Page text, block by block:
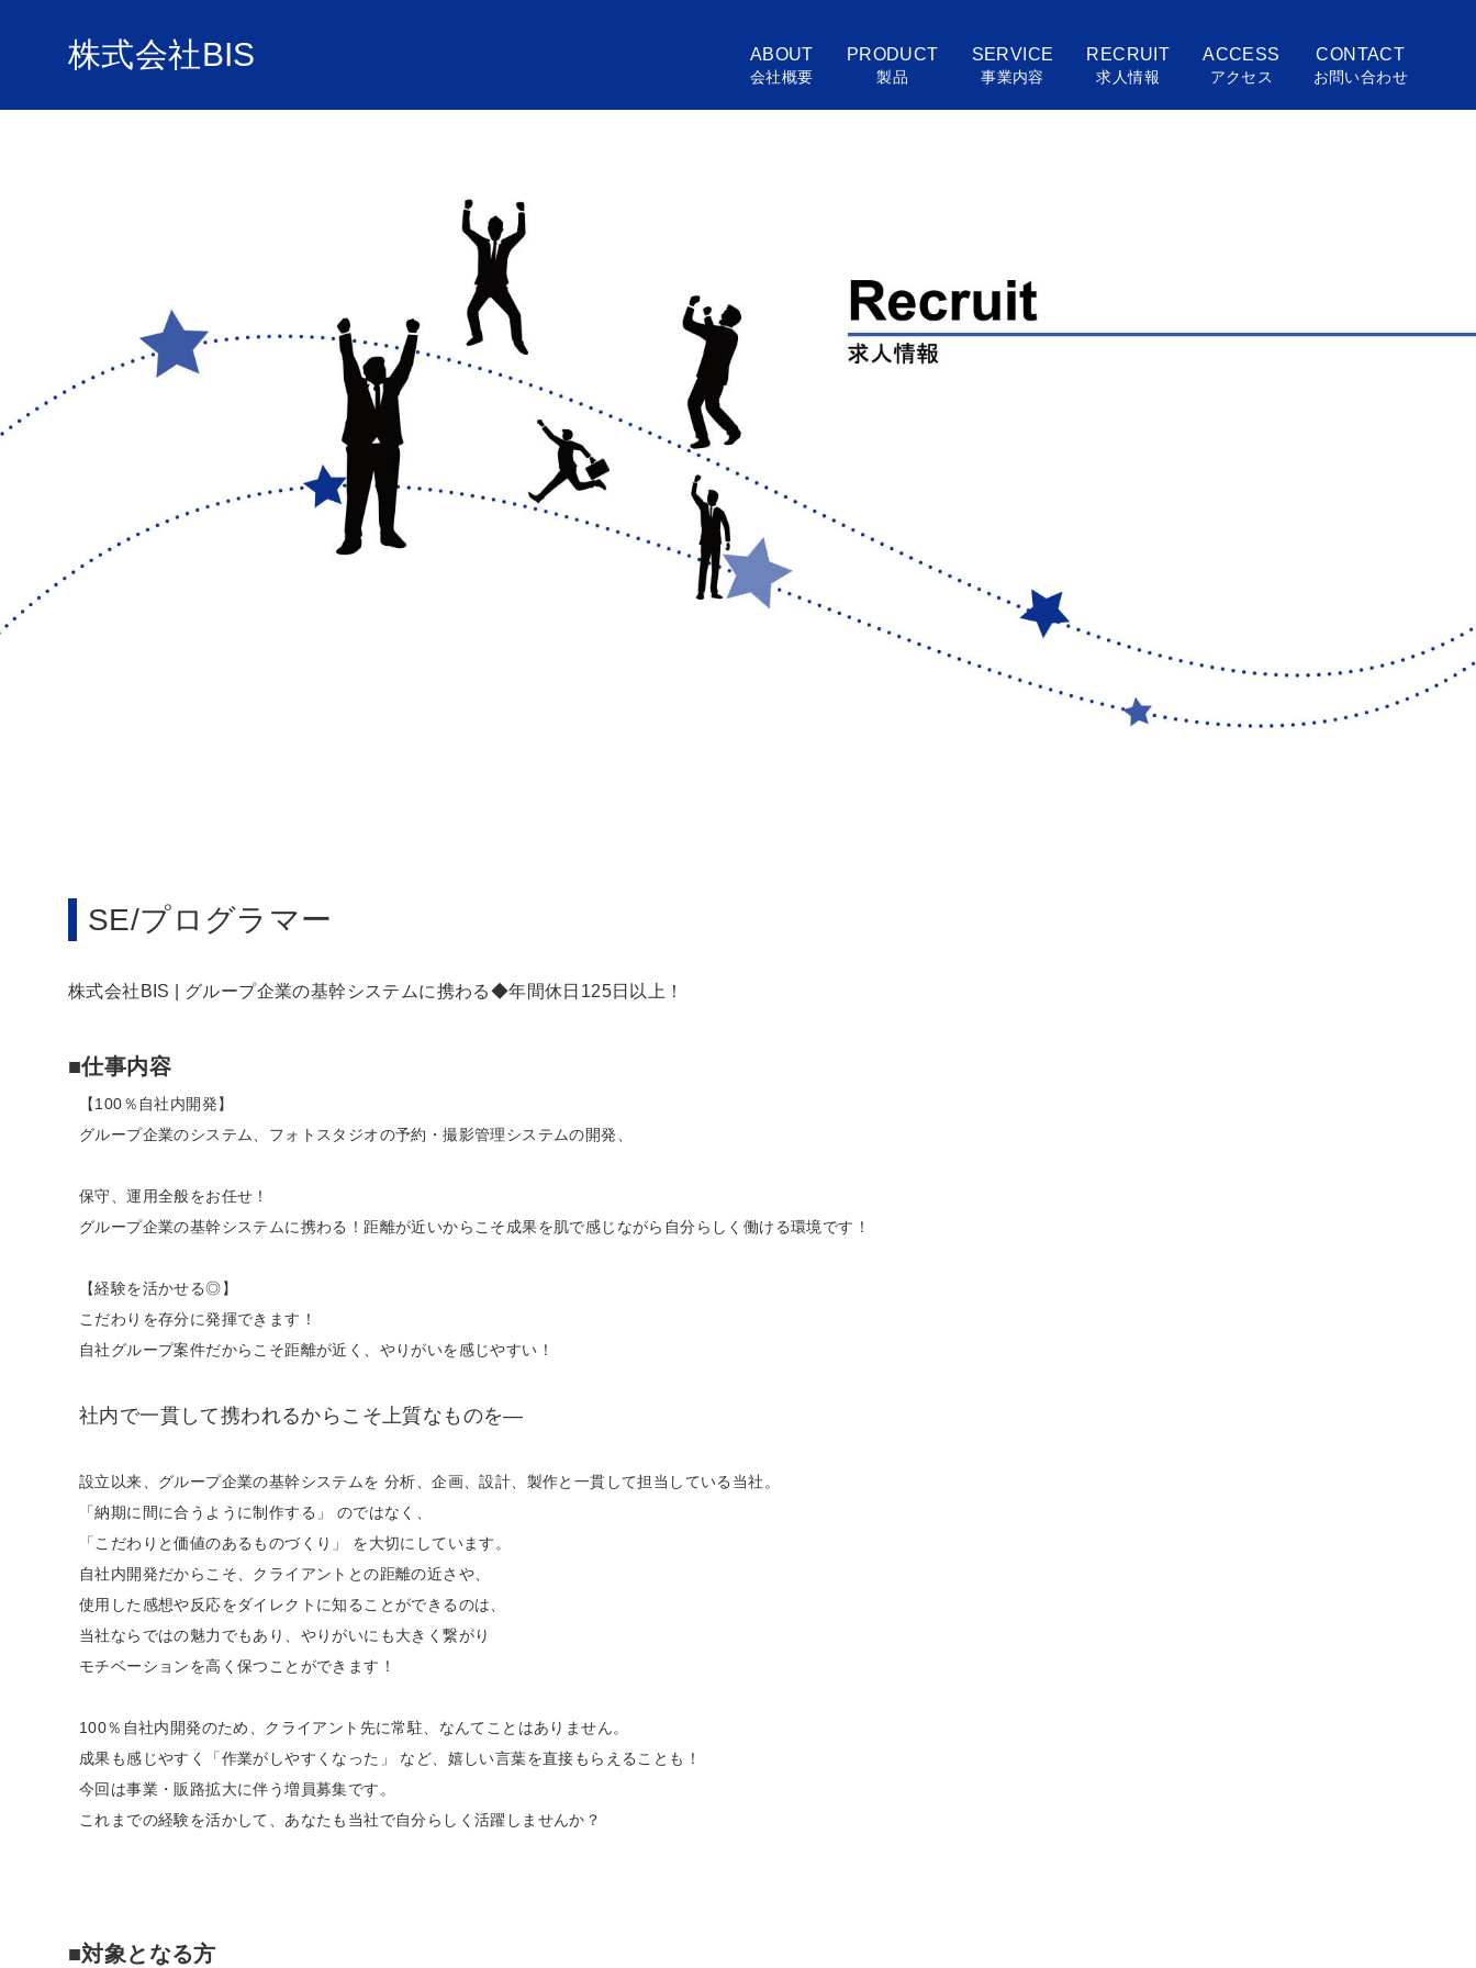
株式会社BIS ABOUT
会社概要
PRODUCT
製品
SERVICE
事業内容
RECRUIT
求人情報
ACCESS
アクセス
CONTACT
お問い合わせ
SE/プログラマー
株式会社BIS | グループ企業の基幹システムに携わる◆年間休日125日以上！
■仕事内容
【100％自社内開発】
グループ企業のシステム、フォトスタジオの予約・撮影管理システムの開発、
保守、運用全般をお任せ！
グループ企業の基幹システムに携わる！距離が近いからこそ成果を肌で感じながら自分らしく働ける環境です！
【経験を活かせる◎】
こだわりを存分に発揮できます！
自社グループ案件だからこそ距離が近く、やりがいを感じやすい！
社内で一貫して携われるからこそ上質なものを―
設立以来、グループ企業の基幹システムを 分析、企画、設計、製作と一貫して担当している当社。
「納期に間に合うように制作する」 のではなく、
「こだわりと価値のあるものづくり」 を大切にしています。
自社内開発だからこそ、クライアントとの距離の近さや、
使用した感想や反応をダイレクトに知ることができるのは、
当社ならではの魅力でもあり、やりがいにも大きく繋がり
モチベーションを高く保つことができます！
100％自社内開発のため、クライアント先に常駐、なんてことはありません。
成果も感じやすく「作業がしやすくなった」 など、嬉しい言葉を直接もらえることも！
今回は事業・販路拡大に伴う増員募集です。
これまでの経験を活かして、あなたも当社で自分らしく活躍しませんか？
■対象となる方